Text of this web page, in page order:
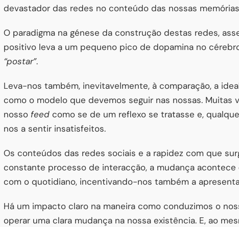
devastador das redes no conteúdo das nossas
O paradigma na génese da construção destas redes,
positivo leva a um pequeno pico de dopamina no
“postar”.
Leva-nos também, inevitavelmente, à comparação, a
como o modelo que devemos seguir nas nossas. Muitas
nosso feed como se de um reflexo se tratasse e,
nos a sentir insatisfeitos.
Os conteúdos das redes sociais e a rapidez com que
constante processo de interacção, a mudança
com o quotidiano, incentivando-nos também a
Há um impacto claro na maneira como conduzimos o
operar uma clara mudança na nossa existência. E, ao